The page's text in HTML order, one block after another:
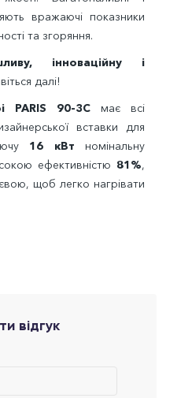
вражаючі показники
та згоряння.
інноваційну і
далі!
PARIS 90-3C має всі
вставки для
16 кВт номінальну
ефективністю 81%,
щоб легко нагрівати
відгук